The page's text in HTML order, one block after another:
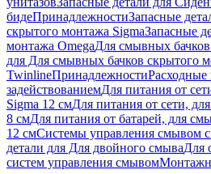
бидеПринадлежностиЗапасные
скрытого монтажа SigmaЗапасные
монтажа OmegaДля смывных
для Для смывных бачков скрытого
TwinlineПринадлежностиРасходные
задействованиемДля питания от
Sigma 12 смДля питания от сети,
8 смДля питания от батарей, для
12 смСистемы управления смывом
детали для Для двойного смываДля
систем управления смывом